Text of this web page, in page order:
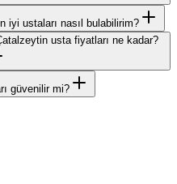
iyi ustaları nasıl bulabilirim?
usta fiyatları ne kadar?
güvenilir mi?